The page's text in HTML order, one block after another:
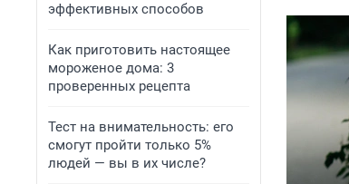
эффективных способов
Как приготовить настоящее
мороженое дома: 3
проверенных рецепта
Тест на внимательность: его
смогут пройти только 5%
людей — вы в их числе?